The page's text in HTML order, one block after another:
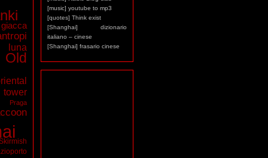
[music] youtube to mp3
[quotes] Think exist
[Shanghai] dizionario
italiano – cinese
[Shanghai] frasario cinese
giacca
luna
Old
Praga